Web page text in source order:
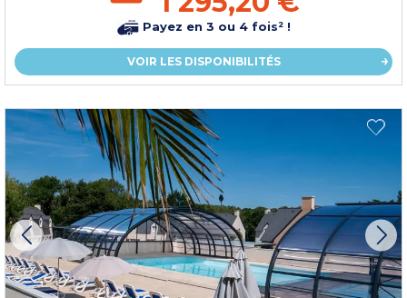
Payez en 3 ou 4 fois² !
VOIR LES DISPONIBILITÉS